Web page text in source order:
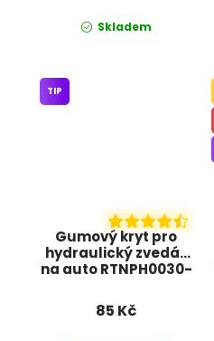
Skladem
Gumový kryt pro
hydraulický zvedák
na auto RTNPH0030-
TIP
85 Kč